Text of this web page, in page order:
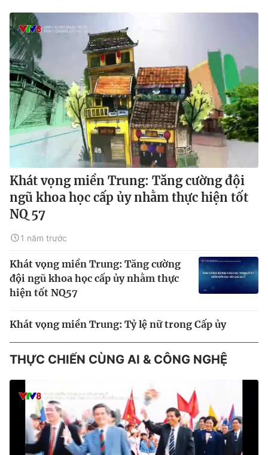
Khát vọng miền Trung: Tăng cường đội
ngũ khoa học cấp ủy nhằm thực hiện tốt
NQ 57
1 năm trước
Khát vọng miền Trung: Tăng cường
đội ngũ khoa học cấp ủy nhằm thực
hiện tốt NQ57
Khát vọng miền Trung: Tỷ lệ nữ trong Cấp ủy
THỰC CHIẾN CÙNG AI & CÔNG NGHỆ